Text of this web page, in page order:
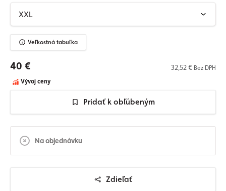
Veľkostná tabuľka
40 € 32,52 € Bez DPH
Vývoj ceny
Pridať k obľúbeným
Na objednávku
Zdieľať